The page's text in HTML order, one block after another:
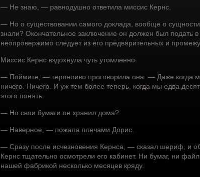
— Не знаю, — равнодушно ответила миссис Кернс.
— Но о существовании самого доклада, вообще о
знали? Окончательное заключение он должен был подать
неопровержимо следует из его предварительных и
Миссис Кернс вздохнула чуть утомленно.
— Поймите, — терпеливо проговорила она. — Даже когда
ничего. Ничего. И уж тем более теперь, когда мы едва
этого понять.
— Но свои бумаги он хранил дома?
— Наверное, — пожала плечами Дорис.
— Сразу после исчезновения Кернса, — сказал шериф, и
Кернс тщательно осмотрели его кабинет. Ни бумаг, ни
нашей фабрикой несколько месяцев кряду.